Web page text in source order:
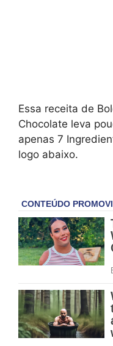
Essa receita de
Chocolate leva
apenas 7
logo abaixo.